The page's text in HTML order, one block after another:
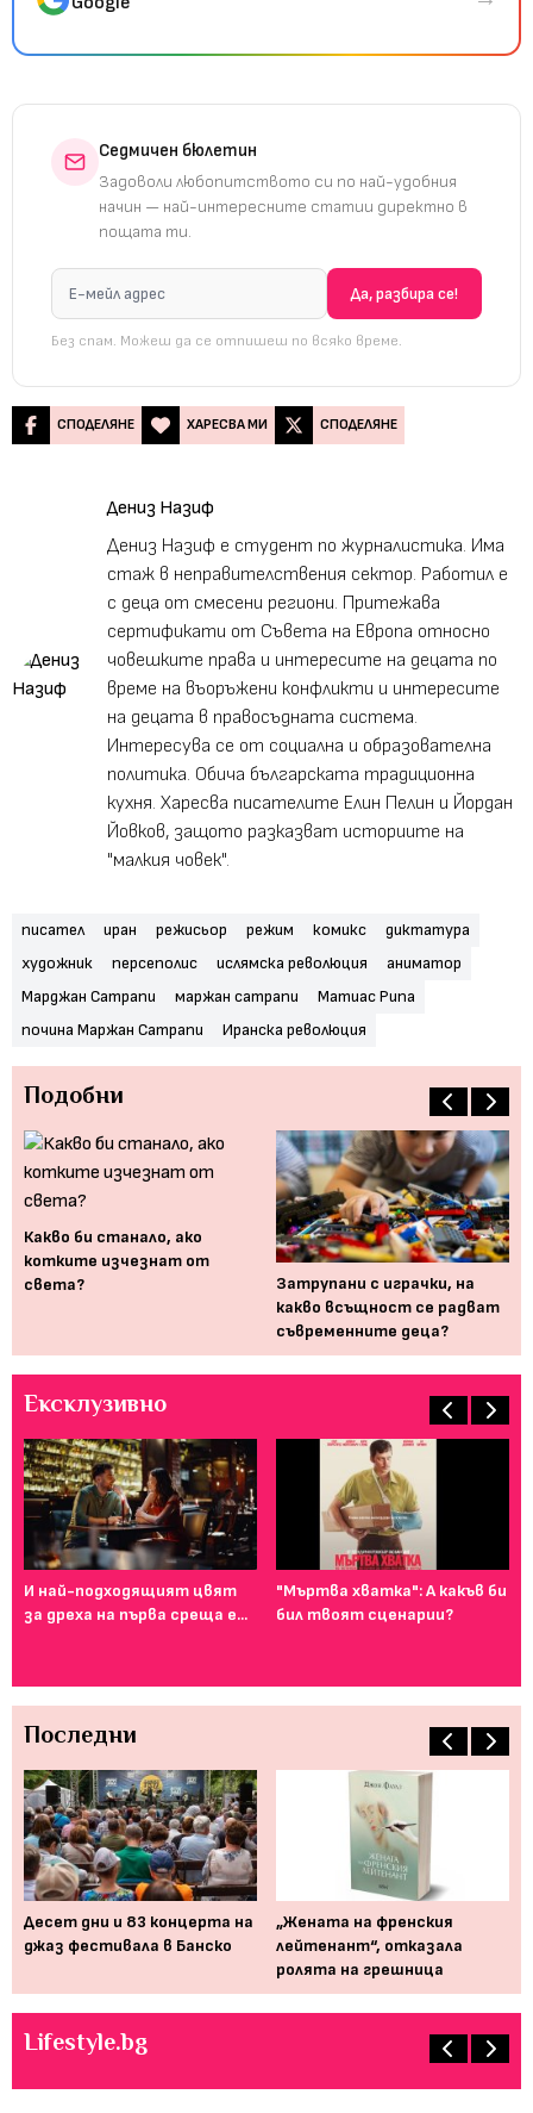
Седмичен бюлетин
Задоволи любопитството си по най-удобния
начин — най-интересните статии директно в
пощата ти.
Без спам. Можеш да се отпишеш по всяко време.
СПОДЕЛЯНЕ ХАРЕСВА МИ СПОДЕЛЯНЕ
Дениз Назиф
Дениз Назиф е студент по журналистика. Има
стаж в неправителствения сектор. Работил е
с деца от смесени региони. Притежава
сертификати от Съвета на Европа относно
човешките права и интересите на децата по
време на въоръжени конфликти и интересите
на децата в правосъдната система.
Интересува се от социална и образователна
политика. Обича българската традиционна
кухня. Харесва писателите Елин Пелин и Йордан
Йовков, защото разказват историите на
"малкия човек".
писател иран режисьор режим комикс
диктатура
художник
персеполис ислямска революция
аниматор
Марджан Сатрапи
маржан сатрапи
Матиас Рипа
почина Маржан Сатрапи
Иранска революция
Подобни
Какво би станало, ако
котките изчезнат от
света?
Затрупани с играчки, на
какво всъщност се радват
съвременните деца?
Ексклузивно
И най-подходящият цвят
за дреха на първа среща е...
"Мъртва хватка": А какъв би
бил твоят сценарии?
Последни
Десет дни и 83 концерта на
джаз фестивала в Банско
„Жената на френския
лейтенант“, отказала
ролята на грешница
Lifestyle.bg